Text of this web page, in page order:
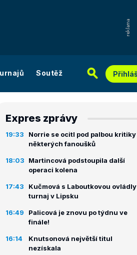
Soutěž
Expres zprávy
19:33
Norrie se ocitl pod palbou kritiky
některých fanoušků
18:03
Martincová podstoupila další
operaci kolena
17:43
Kučmová s Laboutkovou ovládly
turnaj v Lipsku
16:49
Palicová je znovu po týdnu ve
finále!
16:14
Knutsonová největší titul
nezískala